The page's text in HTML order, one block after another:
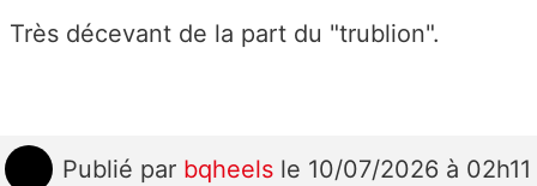
Très décevant de la part du "trublion".
Publié par bqheels le 10/07/2026 à 02h11